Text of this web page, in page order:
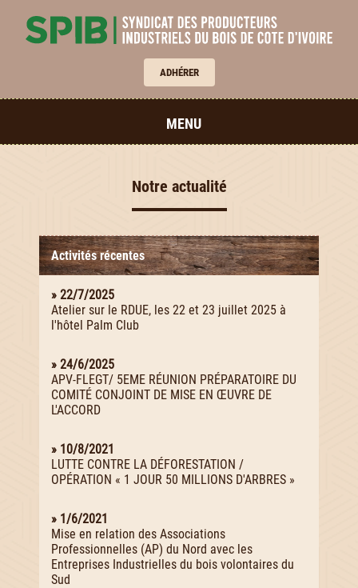
ADHÉRER
MENU
Notre actualité
Activités récentes
» 22/7/2025
Atelier sur le RDUE, les 22 et 23 juillet 2025 à
l'hôtel Palm Club
» 24/6/2025
APV-FLEGT/ 5EME RÉUNION PRÉPARATOIRE DU
COMITÉ CONJOINT DE MISE EN ŒUVRE DE
L'ACCORD
» 10/8/2021
LUTTE CONTRE LA DÉFORESTATION /
OPÉRATION « 1 JOUR 50 MILLIONS D'ARBRES »
» 1/6/2021
Mise en relation des Associations
Professionnelles (AP) du Nord avec les
Entreprises Industrielles du bois volontaires du
Sud